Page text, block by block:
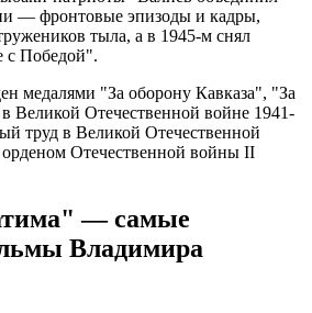
— фронтовые эпизоды и кадры,
тыла, а в 1945-м снял
с Победой".
медалями "За оборону Кавказа", "За
Великой Отечественной войне 1941-
труд в Великой Отечественной
Отечественной войны II
— самые
Владимира